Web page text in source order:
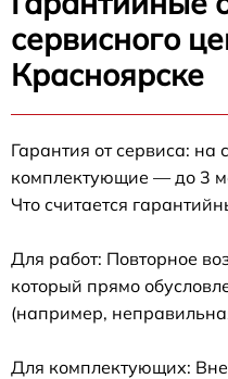
сервисного
Красноярске
Гарантия от сервиса: на
комплектующие — до 3
Что считается
Для работ: Повторное
который прямо
(например,
Для комплектующих: